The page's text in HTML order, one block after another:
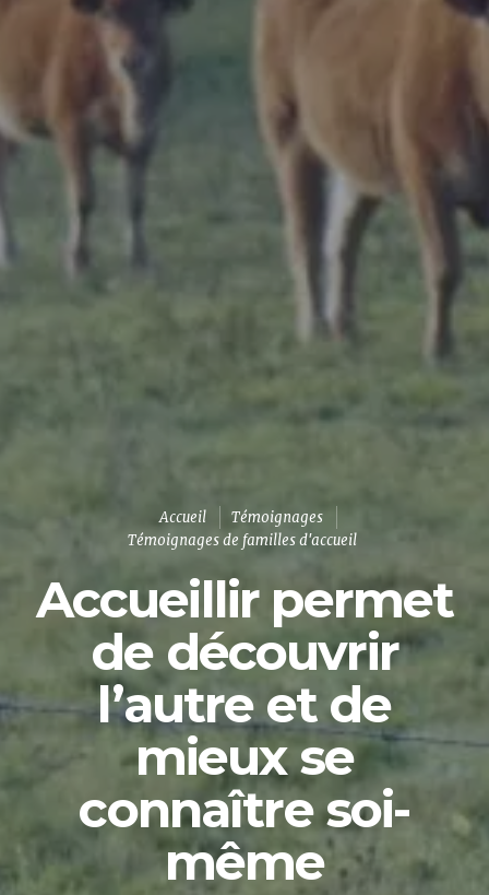
Accueil
Témoignages
Témoignages de familles d'accueil
Accueillir permet
de découvrir
l’autre et de
mieux se
connaître soi-
même